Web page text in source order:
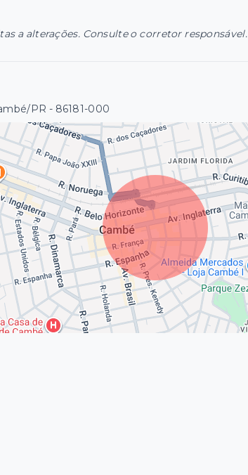
a alterações. Consulte o corretor responsável.
PR - 86181-000